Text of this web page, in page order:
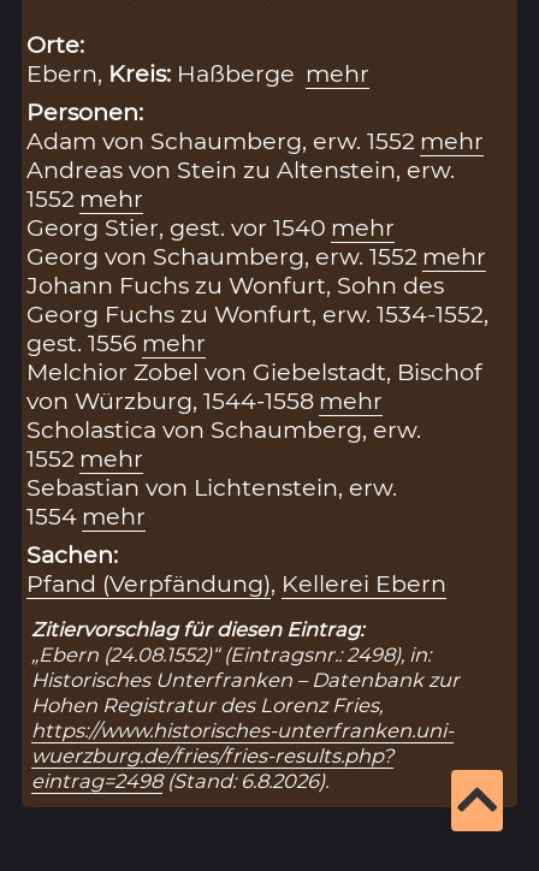
Orte:
Ebern, Kreis: Haßberge mehr
Personen:
Adam von Schaumberg, erw. 1552 mehr
Andreas von Stein zu Altenstein, erw.
1552 mehr
Georg Stier, gest. vor 1540 mehr
Georg von Schaumberg, erw. 1552 mehr
Johann Fuchs zu Wonfurt, Sohn des
Georg Fuchs zu Wonfurt, erw. 1534-1552,
gest. 1556 mehr
Melchior Zobel von Giebelstadt, Bischof
von Würzburg, 1544-1558 mehr
Scholastica von Schaumberg, erw.
1552 mehr
Sebastian von Lichtenstein, erw.
1554 mehr
Sachen:
Pfand (Verpfändung), Kellerei Ebern
Zitiervorschlag für diesen Eintrag:
„Ebern (24.08.1552)“ (Eintragsnr.: 2498), in:
Historisches Unterfranken – Datenbank zur
Hohen Registratur des Lorenz Fries,
https://www.historisches-unterfranken.uni-
wuerzburg.de/fries/fries-results.php?
eintrag=2498(Stand: 6.8.2026).